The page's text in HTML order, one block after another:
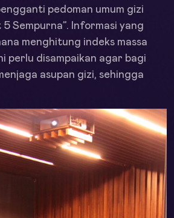
pedoman umum gizi
Sempurna”. Informasi yang
menghitung indeks massa
perlu disampaikan agar bagi
asupan gizi, sehingga